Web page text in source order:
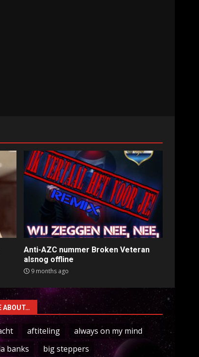
Anti-AZC nummer Broken Veteran
alsnog offline
9 months ago
ABOUT…
aftiteling
always on my mind
banks
big steppers